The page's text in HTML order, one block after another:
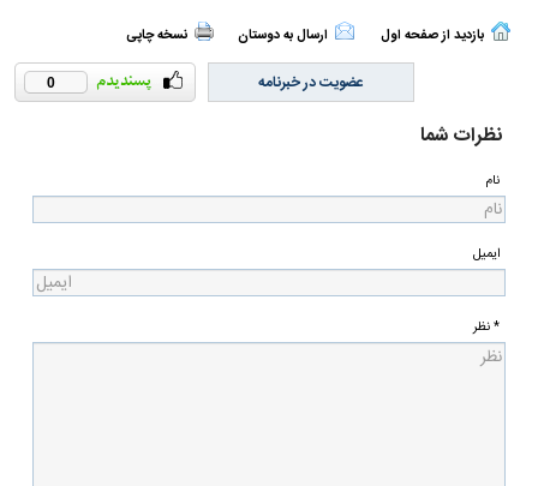
بازدید از صفحه اول ارسال به دوستان نسخه چاپی
0 عضویت در خبرنامه
نظرات شما
نام
ایمیل
* نظر